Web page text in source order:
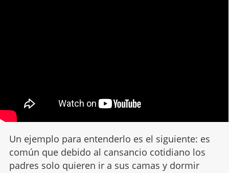
Un ejemplo para entenderlo es el siguiente: es
común que debido al cansancio cotidiano los
padres solo quieren ir a sus camas y dormir